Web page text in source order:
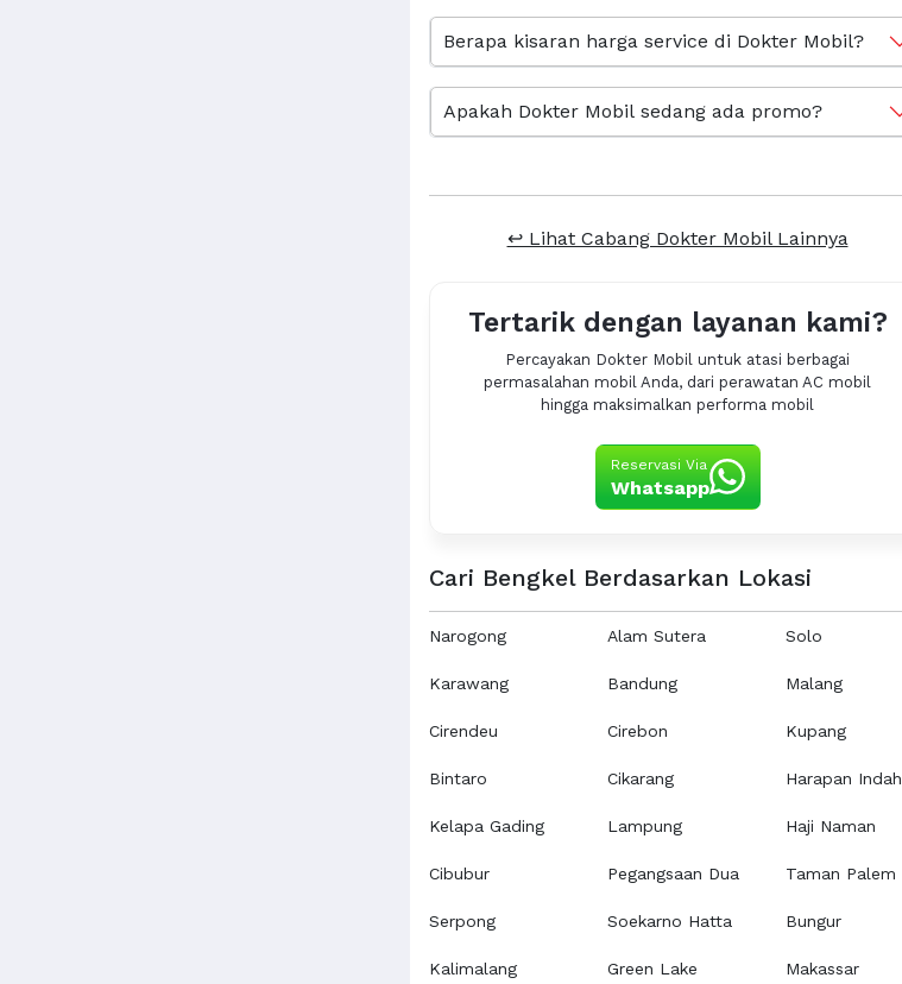
Berapa kisaran harga service di Dokter Mobil?
Apakah Dokter Mobil sedang ada promo?
↩ Lihat Cabang Dokter Mobil Lainnya
Tertarik dengan layanan kami?
Percayakan Dokter Mobil untuk atasi berbagai
permasalahan mobil Anda, dari perawatan AC mobil
hingga maksimalkan performa mobil
Reservasi Via
Whatsapp
Cari Bengkel Berdasarkan Lokasi
Narogong
Karawang
Cirendeu
Bintaro
Kelapa Gading
Cibubur
Serpong
Kalimalang
Alam Sutera
Bandung
Cirebon
Cikarang
Lampung
Pegangsaan Dua
Soekarno Hatta
Green Lake
Solo
Malang
Kupang
Harapan Indah
Haji Naman
Taman Palem
Bungur
Makassar